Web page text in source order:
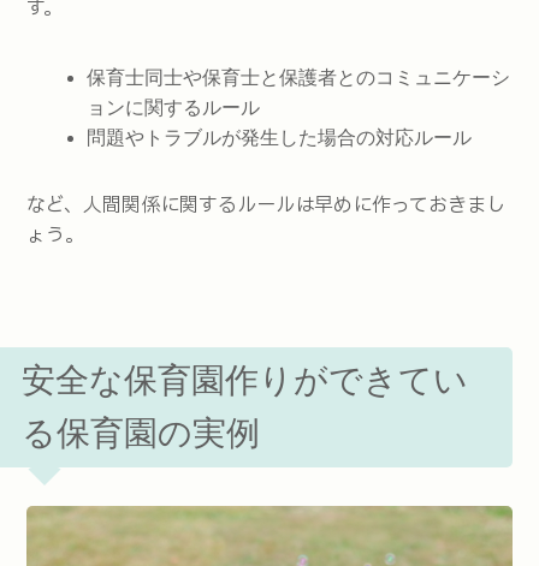
す。
保育士同士や保育士と保護者とのコミュニケーシ
ョンに関するルール
問題やトラブルが発生した場合の対応ルール
など、人間関係に関するルールは早めに作っておきまし
ょう。
安全な保育園作りができてい
る保育園の実例